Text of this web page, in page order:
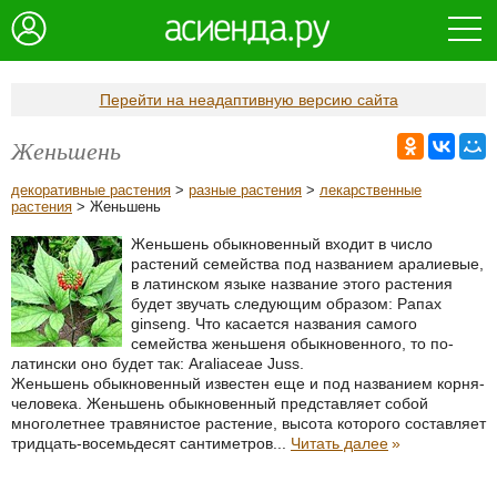
Перейти на неадаптивную версию сайта
Женьшень
декоративные растения > разные растения > лекарственные
растения > Женьшень
Женьшень обыкновенный входит в число
растений семейства под названием аралиевые,
в латинском языке название этого растения
будет звучать следующим образом: Рапах
ginseng. Что касается названия самого
семейства женьшеня обыкновенного, то по-
латински оно будет так: Araliaceae Juss.
Женьшень обыкновенный известен еще и под названием корня-
человека. Женьшень обыкновенный представляет собой
многолетнее травянистое растение, высота которого составляет
тридцать-восемьдесят сантиметров... Читать далее»